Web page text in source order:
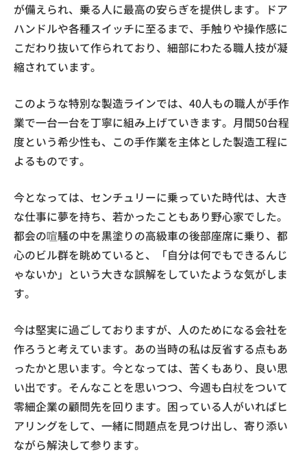
が備えられ、乗る人に最高の安らぎを提供します。ドア
ハンドルや各種スイッチに至るまで、手触りや操作感に
こだわり抜いて作られており、細部にわたる職人技が凝
縮されています。
このような特別な製造ラインでは、40人もの職人が手作
業で一台一台を丁寧に組み上げていきます。月間50台程
度という希少性も、この手作業を主体とした製造工程に
よるものです。
今となっては、センチュリーに乗っていた時代は、大き
な仕事に夢を持ち、若かったこともあり野心家でした。
都会の喧騒の中を黒塗りの高級車の後部座席に乗り、都
心のビル群を眺めていると、「自分は何でもできるんじ
ゃないか」という大きな誤解をしていたような気がしま
す。
今は堅実に過ごしておりますが、人のためになる会社を
作ろうと考えています。あの当時の私は反省する点もあ
ったかと思います。今となっては、苦くもあり、良い思
い出です。そんなことを思いつつ、今週も白杖をついて
零細企業の顧問先を回ります。困っている人がいればヒ
アリングをして、一緒に問題点を見つけ出し、寄り添い
ながら解決して参ります。